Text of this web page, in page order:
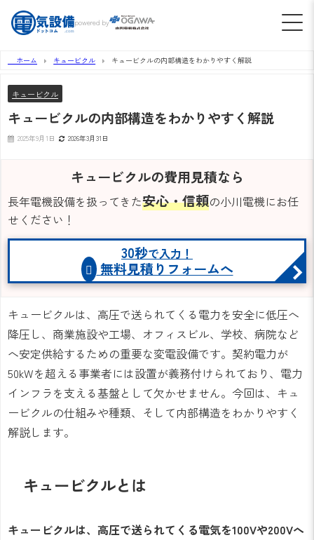
powered by
ホーム キュービクル キュービクルの内部構造をわかりやすく解説
キュービクル
キュービクルの内部構造をわかりやすく解説
2025年9月1日 2026年3月31日
キュービクルの費用見積なら
長年電機設備を扱ってきた安心・信頼の小川電機にお任
せください！
30秒で入力！
無料見積りフォームへ
キュービクルは、高圧で送られてくる電力を安全に低圧へ
降圧し、商業施設や工場、オフィスビル、学校、病院など
へ安定供給するための重要な変電設備です。契約電力が
50kWを超える事業者には設置が義務付けられており、電力
インフラを支える基盤として欠かせません。今回は、キュ
ービクルの仕組みや種類、そして内部構造をわかりやすく
解説します。
キュービクルとは
キュービクルは、高圧で送られてくる電気を100Vや200Vへ